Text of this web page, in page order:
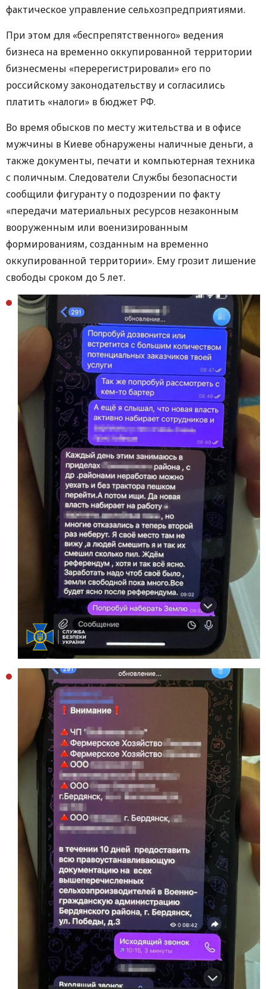
фактическое управление сельхозпредприятиями.
При этом для «беспрепятственного» ведения
бизнеса на временно оккупированной территории
бизнесмены «перерегистрировали» его по
российскому законодательству и согласились
платить «налоги» в бюджет РФ.
Во время обысков по месту жительства и в офисе
мужчины в Киеве обнаружены наличные деньги, а
также документы, печати и компьютерная техника
с поличным. Следователи Службы безопасности
сообщили фигуранту о подозрении по факту
«передачи материальных ресурсов незаконным
вооруженным или военизированным
формированиям, созданным на временно
оккупированной территории». Ему грозит лишение
свободы сроком до 5 лет.